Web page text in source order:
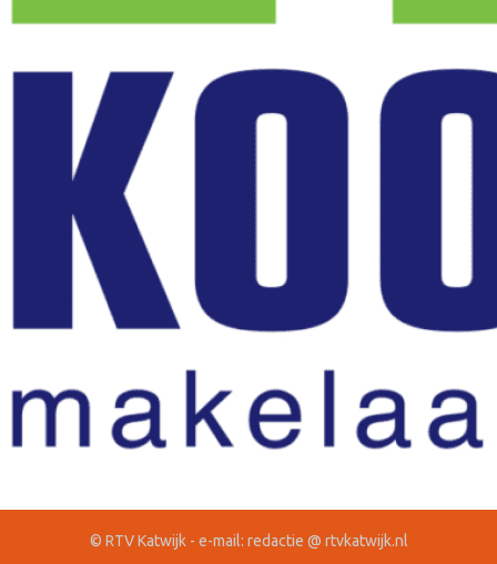
© RTV Katwijk - e-mail: redactie @ rtvkatwijk.nl